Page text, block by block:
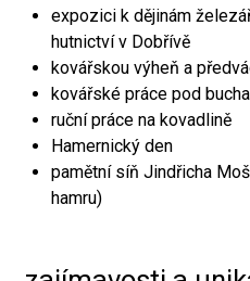
expozici k dějinám
hutnictví v Dobřívě
kovářskou výheň a
kovářské práce pod
ruční práce na kovadlině
Hamernický den
pamětní síň Jindřicha
hamru)